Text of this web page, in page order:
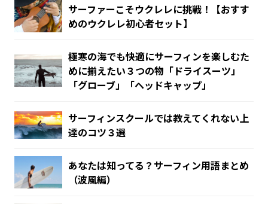
サーファーこそウクレレに挑戦！【おすす
めのウクレレ初心者セット】
極寒の海でも快適にサーフィンを楽しむた
めに揃えたい３つの物「ドライスーツ」
「グローブ」「ヘッドキャップ」
サーフィンスクールでは教えてくれない上
達のコツ３選
あなたは知ってる？サーフィン用語まとめ
（波風編）